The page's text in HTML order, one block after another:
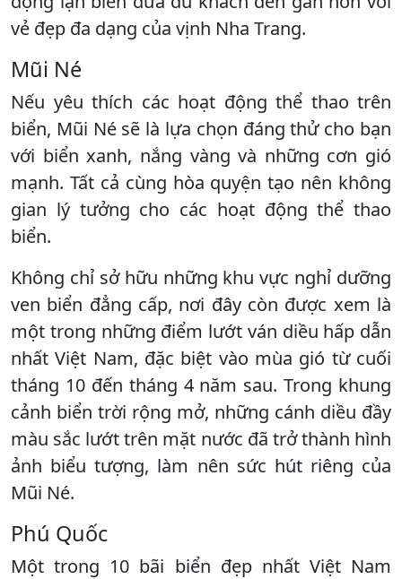
vẻ đẹp đa dạng của vịnh Nha Trang.
Mũi Né
Nếu yêu thích các hoạt động thể thao trên
biển, Mũi Né sẽ là lựa chọn đáng thử cho bạn
với biển xanh, nắng vàng và những cơn gió
mạnh. Tất cả cùng hòa quyện tạo nên không
gian lý tưởng cho các hoạt động thể thao
biển.
Không chỉ sở hữu những khu vực nghỉ dưỡng
ven biển đẳng cấp, nơi đây còn được xem là
một trong những điểm lướt ván diều hấp dẫn
nhất Việt Nam, đặc biệt vào mùa gió từ cuối
tháng 10 đến tháng 4 năm sau. Trong khung
cảnh biển trời rộng mở, những cánh diều đầy
màu sắc lướt trên mặt nước đã trở thành hình
ảnh biểu tượng, làm nên sức hút riêng của
Mũi Né.
Phú Quốc
Một trong 10 bãi biển đẹp nhất Việt Nam